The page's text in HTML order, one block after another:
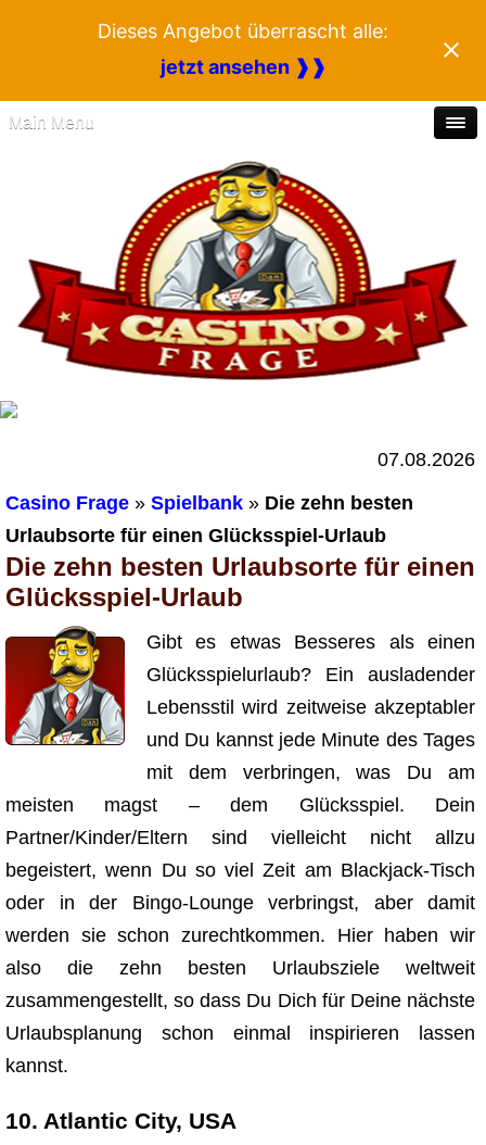
Dieses Angebot überrascht alle:
jetzt ansehen ❱❱
Main Menu
07.08.2026
Casino Frage » Spielbank » Die zehn besten
Urlaubsorte für einen Glücksspiel-Urlaub
Die zehn besten Urlaubsorte für einen
Glücksspiel-Urlaub
Gibt es etwas Besseres als einen
Glücksspielurlaub? Ein ausladender
Lebensstil wird zeitweise akzeptabler
und Du kannst jede Minute des Tages
mit dem verbringen, was Du am
meisten magst – dem Glücksspiel. Dein
Partner/Kinder/Eltern sind vielleicht nicht allzu
begeistert, wenn Du so viel Zeit am Blackjack-Tisch
oder in der Bingo-Lounge verbringst, aber damit
werden sie schon zurechtkommen. Hier haben wir
also die zehn besten Urlaubsziele weltweit
zusammengestellt, so dass Du Dich für Deine nächste
Urlaubsplanung schon einmal inspirieren lassen
kannst.
10. Atlantic City, USA